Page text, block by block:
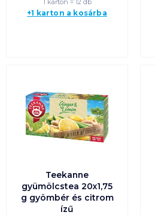
1 karton = 12 db
+1 karton a kosárba
Teekanne
gyümölcstea 20x1,75
g gyömbér és citrom
ízű